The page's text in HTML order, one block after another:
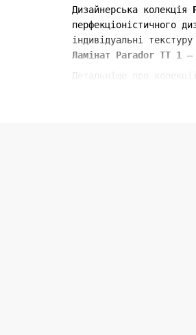
Дизайнерська колекція
перфекціоністичного
індивідуальні
Ламінат Parador TT 1
–
Детальніше про